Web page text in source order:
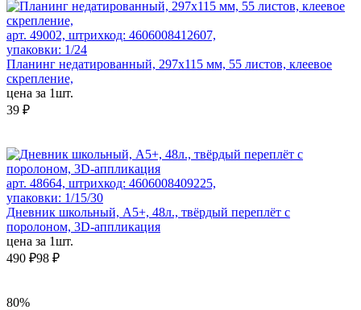
арт. 49002, штрихкод: 4606008412607,
упаковки: 1/24
Планинг недатированный, 297х115 мм, 55 листов, клеевое
скрепление,
цена за 1шт.
39 ₽
арт. 48664, штрихкод: 4606008409225,
упаковки: 1/15/30
Дневник школьный, А5+, 48л., твёрдый переплёт с
поролоном, 3D-аппликация
цена за 1шт.
490 ₽98 ₽
80%